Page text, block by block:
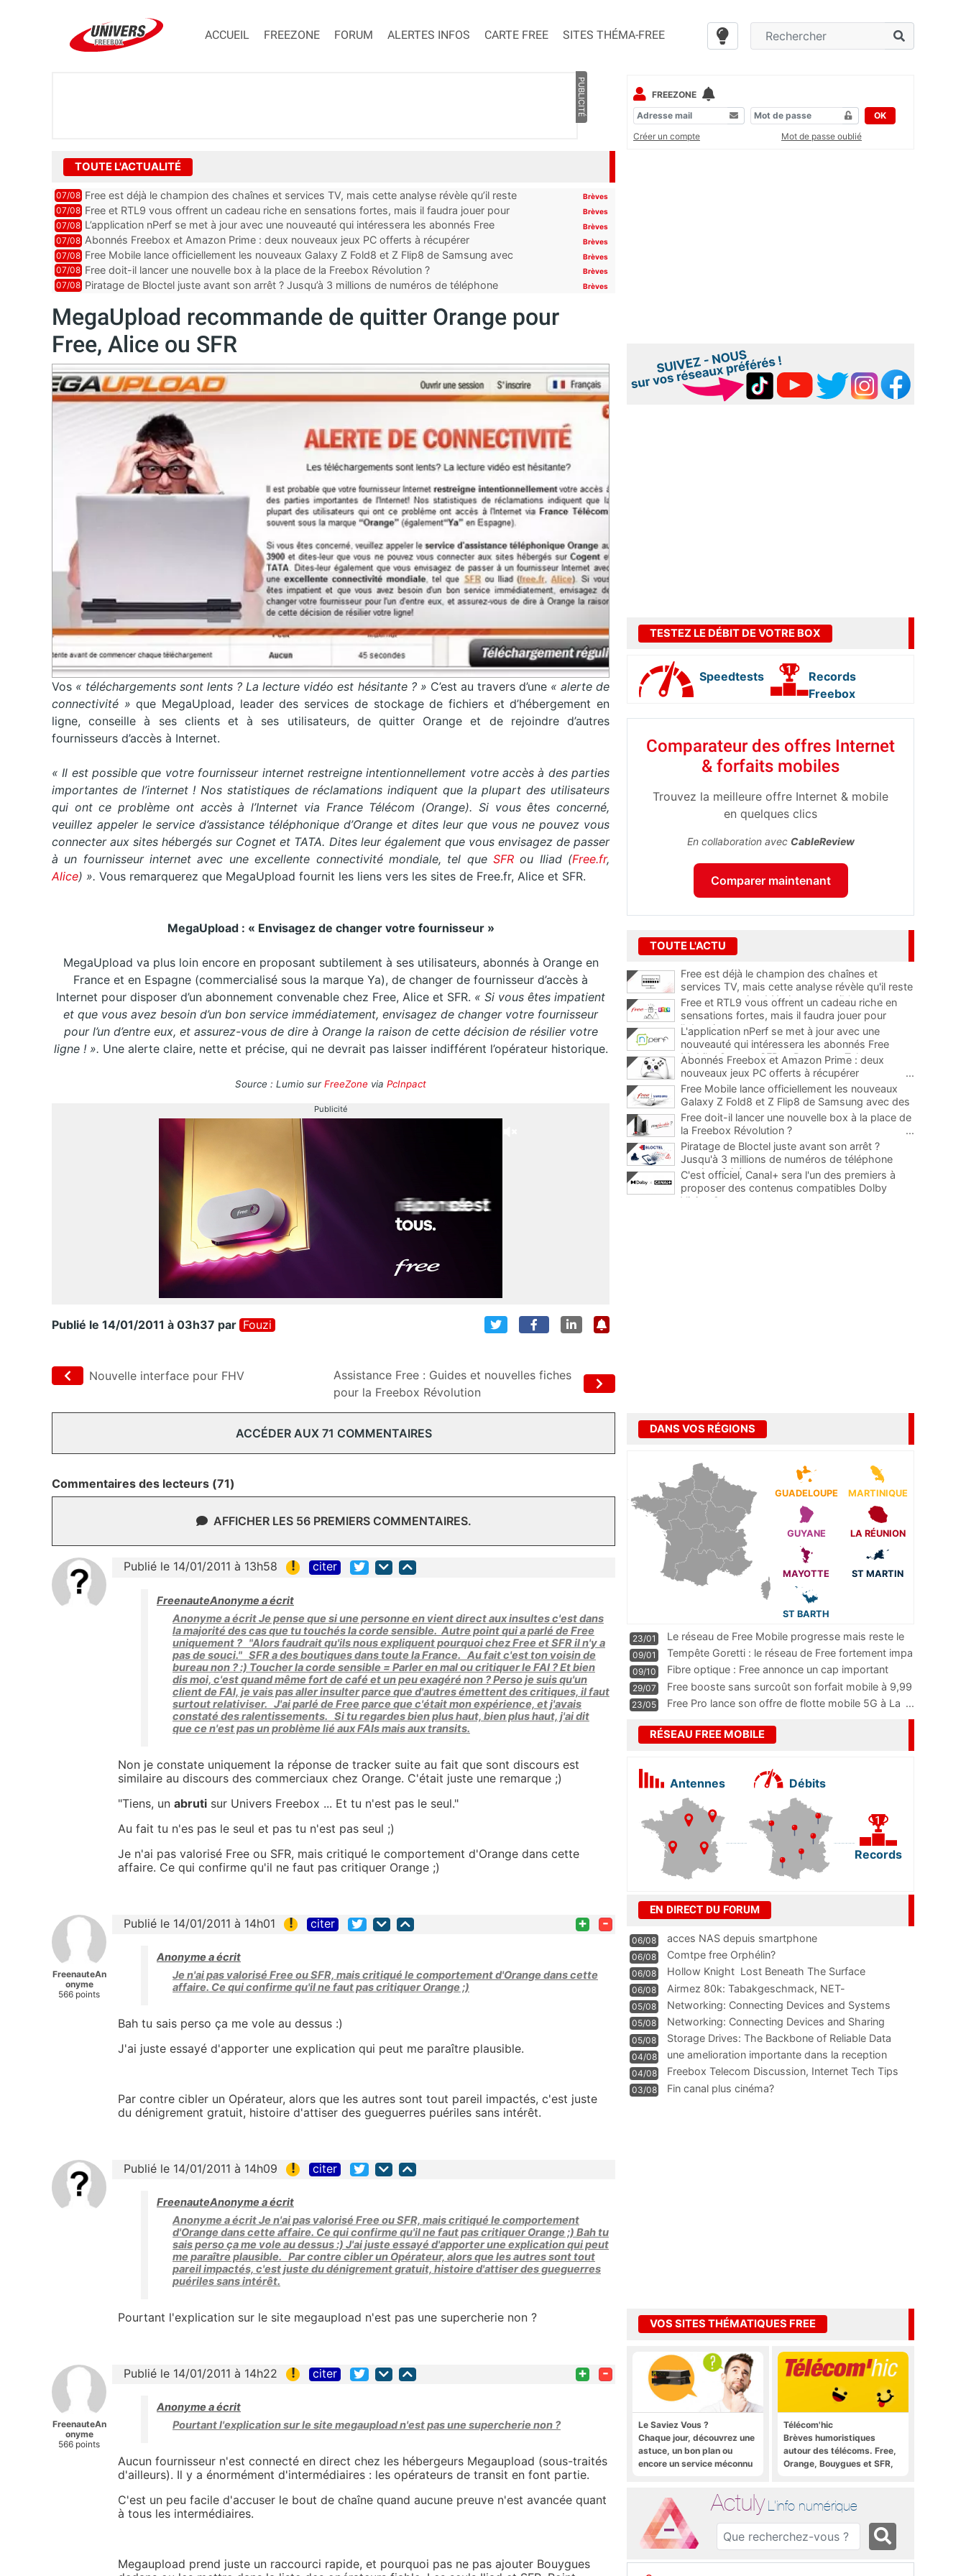
ACCUEIL FREEZONE FORUM ALERTES INFOS CARTE FREE SITES THÉMA-FREE
PUBLICITÉ
TOUTE L'ACTUALITÉ
07/08 Free est déjà le champion des chaînes et services TV, mais cette analyse révèle qu’il reste
encore au moin...
Brèves
07/08 Free et RTL9 vous offrent un cadeau riche en sensations fortes, mais il faudra jouer pour
l’obtenir
Brèves
07/08 L’application nPerf se met à jour avec une nouveauté qui intéressera les abonnés Free
Mobile, Orange, SFR ...
Brèves
07/08 Abonnés Freebox et Amazon Prime : deux nouveaux jeux PC offerts à récupérer Brèves
07/08 Free Mobile lance officiellement les nouveaux Galaxy Z Fold8 et Z Flip8 de Samsung avec
des promos et des cadeaux
Brèves
07/08 Free doit-il lancer une nouvelle box à la place de la Freebox Révolution ? Brèves
07/08 Piratage de Bloctel juste avant son arrêt ? Jusqu’à 3 millions de numéros de téléphone
Brèves
MegaUpload recommande de quitter Orange pour
Free, Alice ou SFR
Vos « téléchargements sont lents ? La lecture vidéo est hésitante ? » C’est au travers d’une « alerte de
connectivité » que MegaUpload, leader des services de stockage de fichiers et d’hébergement en
ligne, conseille à ses clients et à ses utilisateurs, de quitter Orange et de rejoindre d’autres
fournisseurs d’accès à Internet.
« Il est possible que votre fournisseur internet restreigne intentionnellement votre accès à des parties
importantes de l’internet ! Nos statistiques de réclamations indiquent que la plupart des utilisateurs
qui ont ce problème ont accès à l’Internet via France Télécom (Orange). Si vous êtes concerné,
veuillez appeler le service d’assistance téléphonique d’Orange et dites leur que vous ne pouvez vous
connecter aux sites hébergés sur Cognet et TATA. Dites leur également que vous envisagez de passer
à un fournisseur internet avec une excellente connectivité mondiale, tel que SFRou Iliad (Free.fr,
Alice) ». Vous remarquerez que MegaUpload fournit les liens vers les sites de Free.fr, Alice et SFR.
MegaUpload : « Envisagez de changer votre fournisseur »
MegaUpload va plus loin encore en proposant subtilement à ses utilisateurs, abonnés à Orange en
France et en Espagne (commercialisé sous la marque Ya), de changer de fournisseur d’accès à
Internet pour disposer d’un abonnement convenable chez Free, Alice et SFR. « Si vous êtes impatient
et que vous avez besoin d’un bon service immédiatement, envisagez de changer votre fournisseur
pour l’un d’entre eux, et assurez-vous de dire à Orange la raison de cette décision de résilier votre
ligne !». Une alerte claire, nette et précise, qui ne devrait pas laisser indifférent l’opérateur historique.
Source : Lumio surFreeZone via PcInpact
Publicité
Publié le 14/01/2011 à 03h37 par Fouzi
Nouvelle interface pour FHV
Assistance Free : Guides et nouvelles fiches
pour la Freebox Révolution
ACCÉDER AUX 71 COMMENTAIRES
Commentaires des lecteurs (71)
AFFICHER LES 56 PREMIERS COMMENTAIRES.
Publié le 14/01/2011 à 13h58 ! citer
FreenauteAnonyme a écrit
Anonyme a écrit Je pense que si une personne en vient direct aux insultes c'est dans
la majorité des cas que tu touchés la corde sensible. Autre point qui a parlé de Free
uniquement ? "Alors faudrait qu'ils nous expliquent pourquoi chez Free et SFR il n'y a
pas de souci." SFR a des boutiques dans toute la France. Au fait c'est ton voisin de
bureau non ? :) Toucher la corde sensible = Parler en mal ou critiquer le FAI ? Et bien
dis moi, c'est quand même fort de café et un peu exagéré non ? Perso je suis qu'un
client de FAI, je vais pas aller insulter parce que d'autres émettent des critiques, il faut
surtout relativiser. J'ai parlé de Free parce que c'était mon expérience, et j'avais
constaté des ralentissements. Si tu regardes bien plus haut, bien plus haut, j'ai dit
que ce n'est pas un problème lié aux FAIs mais aux transits.
Non je constate uniquement la réponse de tracker suite au fait que sont discours est
similaire au discours des commerciaux chez Orange. C'était juste une remarque ;)
"Tiens, un abruti sur Univers Freebox ... Et tu n'est pas le seul."
Au fait tu n'es pas le seul et pas tu n'est pas seul ;)
Je n'ai pas valorisé Free ou SFR, mais critiqué le comportement d'Orange dans cette
affaire. Ce qui confirme qu'il ne faut pas critiquer Orange ;)
FreenauteAn
onyme
566 points
Publié le 14/01/2011 à 14h01 ! citer + -
Anonyme a écrit
Je n'ai pas valorisé Free ou SFR, mais critiqué le comportement d'Orange dans cette
affaire. Ce qui confirme qu'il ne faut pas critiquer Orange ;)
Bah tu sais perso ça me vole au dessus :)
J'ai juste essayé d'apporter une explication qui peut me paraître plausible.
Par contre cibler un Opérateur, alors que les autres sont tout pareil impactés, c'est juste
du dénigrement gratuit, histoire d'attiser des gueguerres puériles sans intérêt.
Publié le 14/01/2011 à 14h09 ! citer
FreenauteAnonyme a écrit
Anonyme a écrit Je n'ai pas valorisé Free ou SFR, mais critiqué le comportement
d'Orange dans cette affaire. Ce qui confirme qu'il ne faut pas critiquer Orange ;) Bah tu
sais perso ça me vole au dessus :) J'ai juste essayé d'apporter une explication qui peut
me paraître plausible. Par contre cibler un Opérateur, alors que les autres sont tout
pareil impactés, c'est juste du dénigrement gratuit, histoire d'attiser des gueguerres
puériles sans intérêt.
Pourtant l'explication sur le site megaupload n'est pas une supercherie non ?
FreenauteAn
onyme
566 points
Publié le 14/01/2011 à 14h22 ! citer + -
Anonyme a écrit
Pourtant l'explication sur le site megaupload n'est pas une supercherie non ?
Aucun fournisseur n'est connecté en direct chez les hébergeurs Megaupload (sous-traités
d'ailleurs). Il y a énormément d'intermédiaires : les opérateurs de transit en font partie.
C'est un peu facile d'accuser le bout de chaîne quand aucune preuve n'est avancée quant
à tous les intermédiaires.
Megaupload prend juste un raccourci rapide, et pourquoi pas ne pas ajouter Bouygues
FREEZONE
OK
Créer un compte
Mot de passe oublié
TESTEZ LE DÉBIT DE VOTRE BOX
Speedtests
Records
Freebox
Comparateur des offres Internet
& forfaits mobiles
Trouvez la meilleure offre Internet & mobile
en quelques clics
En collaboration avec CableReview
Comparer maintenant
TOUTE L'ACTU
Free est déjà le champion des chaînes et
services TV, mais cette analyse révèle qu'il reste
encore au moins 141 ajouts possibles
Free et RTL9 vous offrent un cadeau riche en
sensations fortes, mais il faudra jouer pour
l'obtenir
L'application nPerf se met à jour avec une
nouveauté qui intéressera les abonnés Free
Mobile, Orange, SFR et Bouygues Telecom
Abonnés Freebox et Amazon Prime : deux
nouveaux jeux PC offerts à récupérer
...
Free Mobile lance officiellement les nouveaux
Galaxy Z Fold8 et Z Flip8 de Samsung avec des
promos et des cadeaux
...
Free doit-il lancer une nouvelle box à la place de
la Freebox Révolution ?
...
Piratage de Bloctel juste avant son arrêt ?
Jusqu'à 3 millions de numéros de téléphone
auraient fuité
C'est officiel, Canal+ sera l'un des premiers à
proposer des contenus compatibles Dolby
Vision 2
DANS VOS RÉGIONS
GUADELOUPE MARTINIQUE
GUYANE LA RÉUNION
MAYOTTE ST MARTIN
ST BARTH
23/01
Le réseau de Free Mobile progresse mais reste le
m
...
09/01
Tempête Goretti : le réseau de Free fortement impa
09/10
Fibre optique : Free annonce un cap important
pass
...
29/07
Free booste sans surcoût son forfait mobile à 9,99
23/05 Free Pro lance son offre de flotte mobile 5G à La ...
RÉSEAU FREE MOBILE
Antennes Débits
Records
EN DIRECT DU FORUM
06/08 acces NAS depuis smartphone
06/08 Comtpe free Orphélin?
06/08 Hollow Knight  Lost Beneath The Surface
06/08
Airmez 80k: Tabakgeschmack, NET-
Technologie und Leistung im
05/08 Networking: Connecting Devices and Systems
05/08
Networking: Connecting Devices and Sharing
Information
05/08
Storage Drives: The Backbone of Reliable Data
Management
04/08
une amelioration importante dans la reception
WIFI
04/08
Freebox Telecom Discussion, Internet Tech Tips
Communi
03/08 Fin canal plus cinéma?
VOS SITES THÉMATIQUES FREE
Le Saviez Vous ?
Chaque jour, découvrez une
astuce, un bon plan ou
encore un service méconnu
Télécom'hic
Brèves humoristiques
autour des télécoms. Free,
Orange, Bouygues et SFR,
Actuly L'info numérique